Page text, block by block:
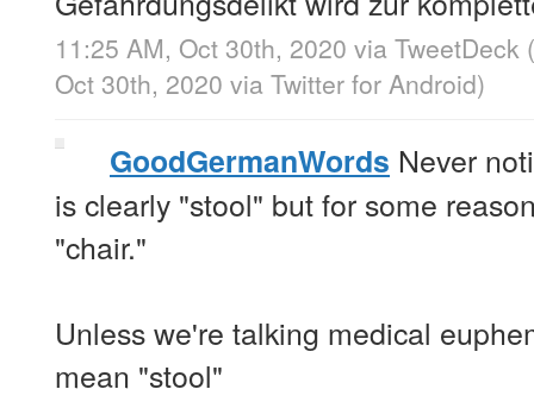
11:25 AM, Oct 30th, 2020 via TweetDeck
Oct 30th, 2020 via Twitter for Android)
GoodGermanWords Never
is clearly "stool" but for some
"chair."
Unless we're talking medical
mean "stool"